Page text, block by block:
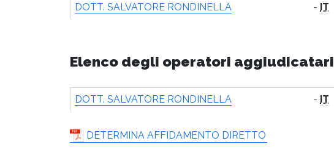
DOTT. SALVATORE RONDINELLA - IT
Elenco degli operatori aggiudicatari
DOTT. SALVATORE RONDINELLA - IT
DETERMINA AFFIDAMENTO DIRETTO